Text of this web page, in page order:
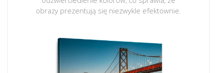
obrazy prezentują się niezwykle efektownie.